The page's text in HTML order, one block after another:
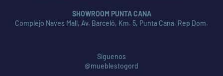
SHOWROOM PUNTA CANA
Complejo Naves Mall, Av. Barceló, Km. 5, Punta Cana, Rep Dom.
Síguenos
@mueblestogord